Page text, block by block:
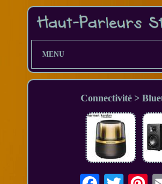
MENU
Connectivité >